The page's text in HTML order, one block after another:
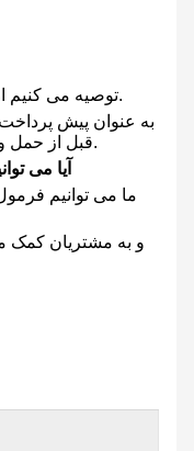
توصیه می کنیم از تضمین تجارت علی بابا استفاده کنید.
توسط T / T قبل از تحویل، L / C قبل از حمل و نقل.
4. آیا می
ما می توانیم
و به مشتریان کمک